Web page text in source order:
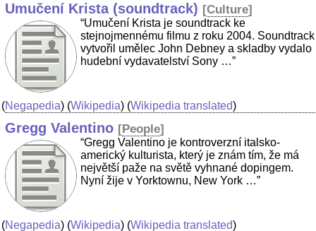
Umučení Krista (soundtrack) [Culture]
“Umučení Krista je soundtrack ke
stejnojmennému filmu z roku 2004. Soundtrack
vytvořil umělec John Debney a skladby vydalo
hudební vydavatelství Sony …”
(Negapedia) (Wikipedia) (Wikipedia translated)
Gregg Valentino [People]
“Gregg Valentino je kontroverzní italsko-
americký kulturista, který je znám tím, že má
největší paže na světě vyhnané dopingem.
Nyní žije v Yorktownu, New York …”
(Negapedia) (Wikipedia) (Wikipedia translated)